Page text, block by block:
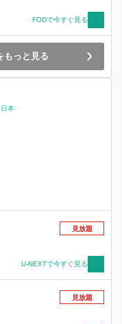
ない、給料泥棒）とや
・。そんな中、病院が
の武良井は、他人の
の違和感も見抜く抜群
握するほどの記憶能力
一面もあり、医師や患
ることも。その反面、
いで院内ではさまざま
若き天才外科医。執刀す
成功率を誇り、テレビ
業界内で名をはせている
からの信頼も厚く、次
ている。 そんな榊原
良井。事あるごとに武良
を超えて執拗に粘着す
FODで今すぐ見る
もっと見る
日本
見放題
U-NEXTで今すぐ見る
見放題